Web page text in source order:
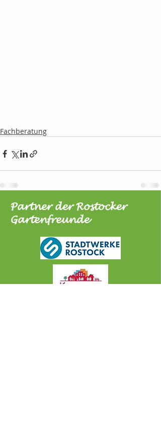
Fachberatung
Partner der Rostocker
Gartenfreunde